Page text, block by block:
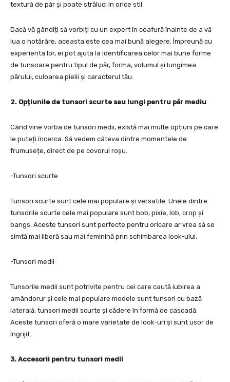
textură de păr și poate străluci in orice stil.
Dacă vă gândiți să vorbiți cu un expert în coafură înainte de a vă
lua o hotărâre, aceasta este cea mai bună alegere. Împreună cu
experienta lor, ei pot ajuta la identificarea celor mai bune forme
de tunsoare pentru tipul de păr, forma, volumul și lungimea
părului, culoarea pielii și caracterul tău.
2. Opțiunile de tunsori scurte sau lungi pentru păr mediu
Când vine vorba de tunsori medii, există mai multe opțiuni pe care
le puteți încerca. Să vedem câteva dintre momentele de
frumusețe, direct de pe covorul roșu.
-Tunsori scurte
Tunsori scurte sunt cele mai populare și versatile. Unele dintre
tunsorile scurte cele mai populare sunt bob, pixie, lob, crop și
bangs. Aceste tunsori sunt perfecte pentru oricare ar vrea să se
simtă mai liberă sau mai feminină prin schimbarea look-ului.
-Tunsori medii
Tunsorile medii sunt potrivite pentru cei care caută iubirea a
amândorur și cele mai populare modele sunt tunsori cu bază
laterală, tunsori medii scurte și cădere în formă de cascadă.
Aceste tunsori oferă o mare varietate de look-uri și sunt usor de
îngrijit.
3. Accesorii pentru tunsori medii